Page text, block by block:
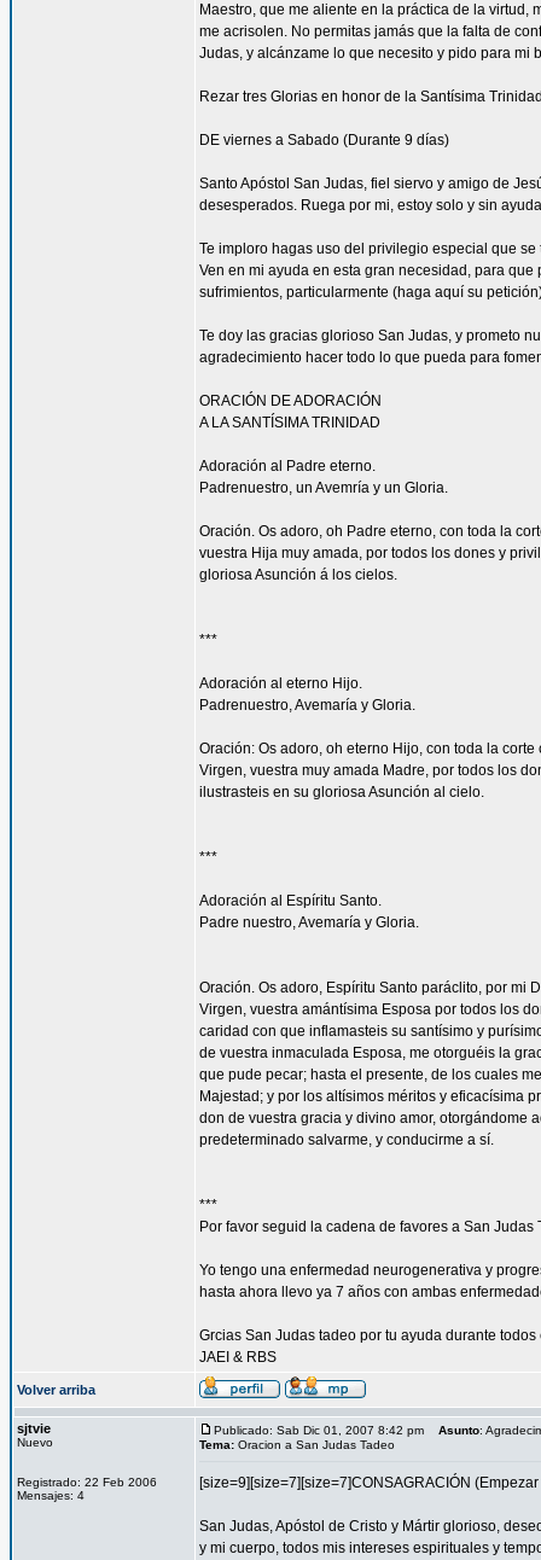
Maestro, que me aliente en la práctica de la
me acrisolen. No permitas jamás que la falta de
Judas, y alcánzame lo que necesito y pido para mi
Rezar tres Glorias en honor de la Santísima
DE viernes a Sabado (Durante 9 días)
Santo Apóstol San Judas, fiel siervo y amigo de
desesperados. Ruega por mi, estoy solo y sin
Te imploro hagas uso del privilegio especial que
Ven en mi ayuda en esta gran necesidad, para
sufrimientos, particularmente (haga aquí su
Te doy las gracias glorioso San Judas, y prometo
agradecimiento hacer todo lo que pueda para
ORACIÓN DE ADORACIÓN
A LA SANTÍSIMA TRINIDAD
Adoración al Padre eterno.
Padrenuestro, un Avemría y un Gloria.
Oración. Os adoro, oh Padre eterno, con toda la
vuestra Hija muy amada, por todos los dones y
gloriosa Asunción á los cielos.
***
Adoración al eterno Hijo.
Padrenuestro, Avemaría y Gloria.
Oración: Os adoro, oh eterno Hijo, con toda la
Virgen, vuestra muy amada Madre, por todos los
ilustrasteis en su gloriosa Asunción al cielo.
***
Adoración al Espíritu Santo.
Padre nuestro, Avemaría y Gloria.
Oración. Os adoro, Espíritu Santo paráclito, por mi
Virgen, vuestra amántísima Esposa por todos los
caridad con que inflamasteis su santísimo y
de vuestra inmaculada Esposa, me otorguéis la
que pude pecar; hasta el presente, de los cuales
Majestad; y por los altísimos méritos y eficacísima
don de vuestra gracia y divino amor, otorgándome
predeterminado salvarme, y conducirme a sí.
***
Por favor seguid la cadena de favores a San
Yo tengo una enfermedad neurogenerativa y
hasta ahora llevo ya 7 años con ambas
Grcias San Judas tadeo por tu ayuda durante todos
JAEI & RBS
Volver arriba
sjtvie
Nuevo
Registrado: 22 Feb 2006
Mensajes: 4
Publicado: Sab Dic 01, 2007 8:42 pm Asunto:
Tema: Oracion a San Judas Tadeo
[size=9][size=7][size=7]CONSAGRACIÓN
San Judas, Apóstol de Cristo y Mártir glorioso,
y mi cuerpo, todos mis intereses espirituales y